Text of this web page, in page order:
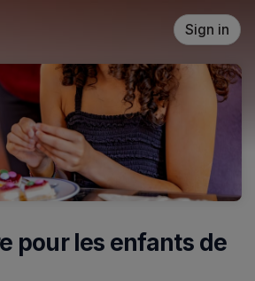
Sign in
pour les enfants de